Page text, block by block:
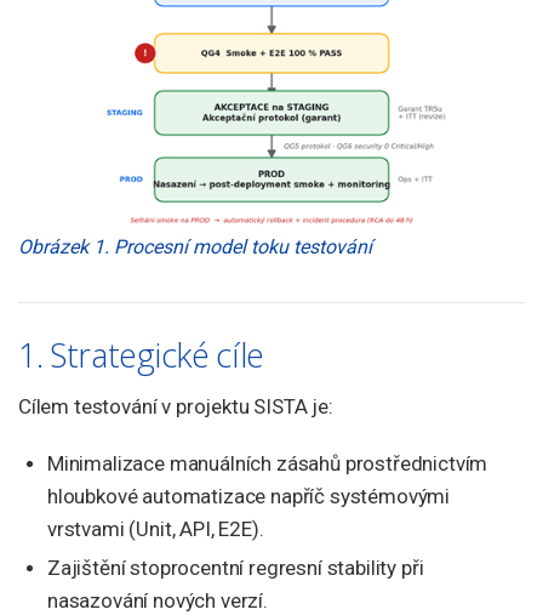
Obrázek 1. Procesní model toku testování
1. Strategické cíle
Cílem testování v projektu SISTA je:
Minimalizace manuálních zásahů prostřednictvím
hloubkové automatizace napříč systémovými
vrstvami (Unit, API, E2E).
Zajištění stoprocentní regresní stability při
nasazování nových verzí.